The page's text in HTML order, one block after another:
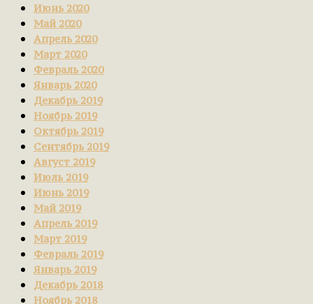
Июнь 2020
Май 2020
Апрель 2020
Март 2020
Февраль 2020
Январь 2020
Декабрь 2019
Ноябрь 2019
Октябрь 2019
Сентябрь 2019
Август 2019
Июль 2019
Июнь 2019
Май 2019
Апрель 2019
Март 2019
Февраль 2019
Январь 2019
Декабрь 2018
Ноябрь 2018